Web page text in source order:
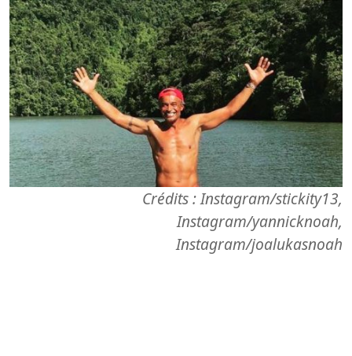
Crédits : Instagram/stickity13,
Instagram/yannicknoah,
Instagram/joalukasnoah